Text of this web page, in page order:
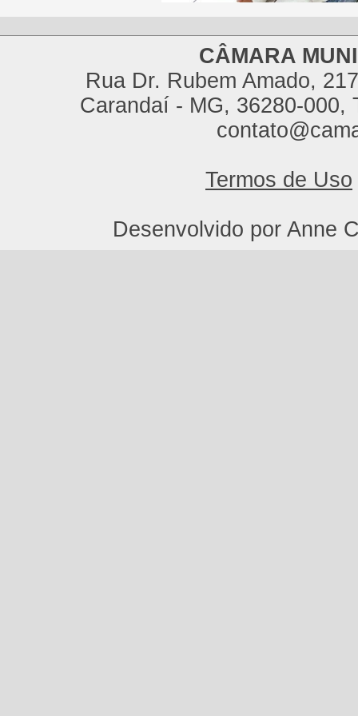
CÂMARA
Rua Dr. Rubem Amado,
Carandaí - MG, 36280-000,
Termos de Uso
Desenvolvido por Anne